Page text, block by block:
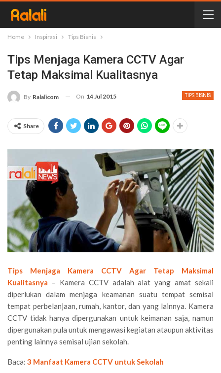
Home Inspirasi Tips Bisnis
Tips Menjaga Kamera CCTV Agar
Tetap Maksimal Kualitasnya
TIPS BISNIS
By Ralalicom On 14 Jul 2015
Share
Tips Menjaga Kamera CCTV Agar Tetap Maksimal
Kualitasnya – Kamera CCTV adalah alat yang amat sekali
diperlukan dalam menjaga keamanan suatu tempat semisal
tempat perbelanjaan, rumah, kantor, dan yang lainnya. Kamera
CCTV tidak hanya dipergunakan untuk keimanan saja, namun
dipergunakan pula untuk mengawasi kegiatan ataupun aktivitas
penting lainnya semisal ujian sekolah.
Baca: 3 Manfaat Kamera CCTV untuk Sekolah